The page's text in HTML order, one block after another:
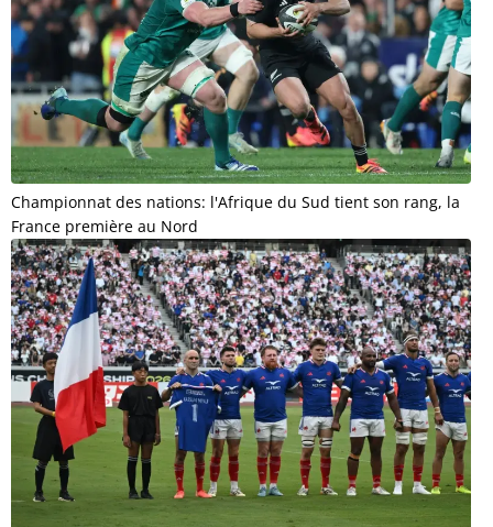
Championnat des nations: l'Afrique du Sud tient son rang, la
France première au Nord